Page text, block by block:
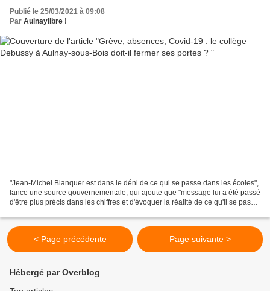
Publié le 25/03/2021 à 09:08
Par Aulnaylibre !
"Jean-Michel Blanquer est dans le déni de ce qui se passe dans les écoles",
lance une source gouvernementale, qui ajoute que "message lui a été passé
d'être plus précis dans les chiffres et d'évoquer la réalité de ce qu'il se passe
< Page précédente Page suivante >
Hébergé par Overblog